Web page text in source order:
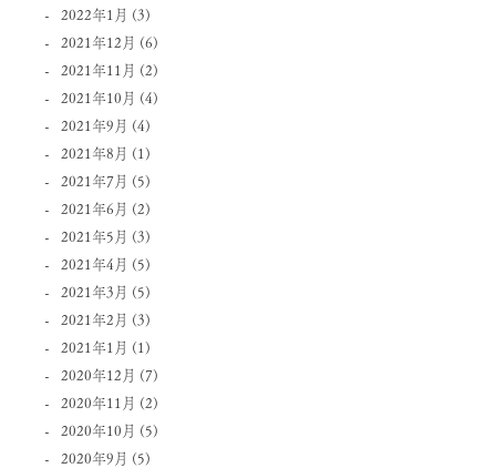
2022年1月 (3)
2021年12月 (6)
2021年11月 (2)
2021年10月 (4)
2021年9月 (4)
2021年8月 (1)
2021年7月 (5)
2021年6月 (2)
2021年5月 (3)
2021年4月 (5)
2021年3月 (5)
2021年2月 (3)
2021年1月 (1)
2020年12月 (7)
2020年11月 (2)
2020年10月 (5)
2020年9月 (5)